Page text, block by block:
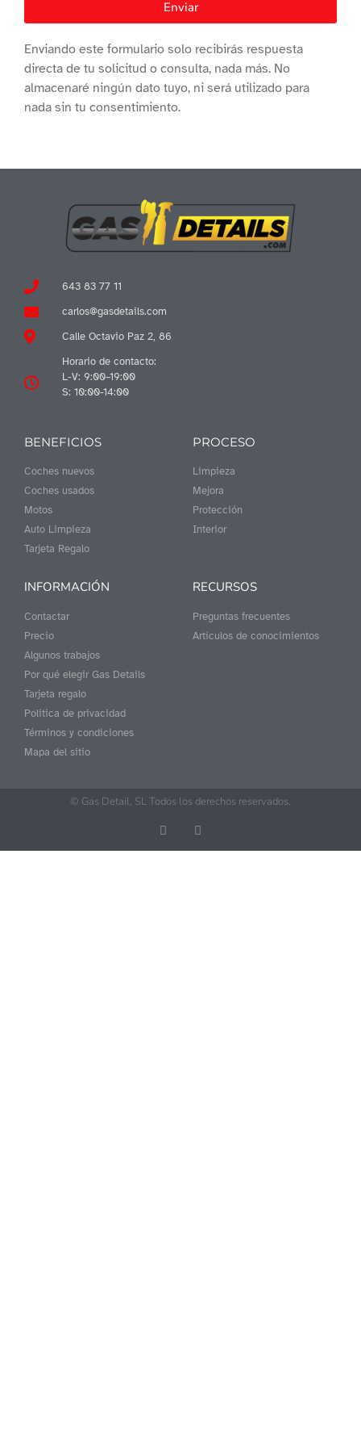
Enviar
Enviando este formulario solo recibirás respuesta
directa de tu solicitud o consulta, nada más. No
almacenaré ningún dato tuyo, ni será utilizado para
nada sin tu consentimiento.
643 83 77 11
carlos@gasdetails.com
Calle Octavio Paz 2, 86
Horario de contacto:
L-V: 9:00–19:00
S: 10:00-14:00
BENEFICIOS
Coches nuevos
Coches usados
Motos
Auto Limpieza
Tarjeta Regalo
PROCESO
Limpieza
Mejora
Protección
Interior
INFORMACIÓN
Contactar
Precio
Algunos trabajos
Por qué elegir Gas Details
Tarjeta regalo
Politica de privacidad
Términos y condiciones
Mapa del sitio
RECURSOS
Preguntas frecuentes
Artículos de conocimientos
© Gas Detail, SL Todos los derechos reservados.